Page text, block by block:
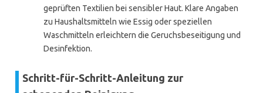
geprüften Textilien bei sensibler Haut. Klare Angaben
zu Haushaltsmitteln wie Essig oder speziellen
Waschmitteln erleichtern die Geruchsbeseitigung und
Desinfektion.
Schritt-für-Schritt-Anleitung zur